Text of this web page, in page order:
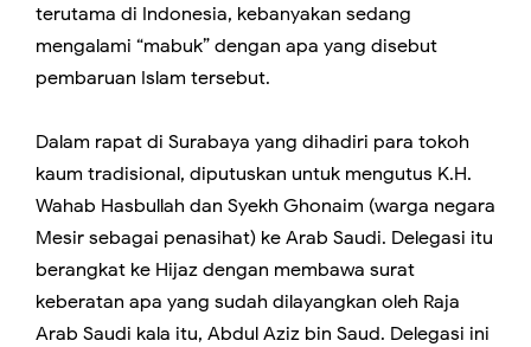
terutama di Indonesia, kebanyakan sedang
mengalami “mabuk” dengan apa yang disebut
pembaruan Islam tersebut.
Dalam rapat di Surabaya yang dihadiri para tokoh
kaum tradisional, diputuskan untuk mengutus K.H.
Wahab Hasbullah dan Syekh Ghonaim (warga negara
Mesir sebagai penasihat) ke Arab Saudi. Delegasi itu
berangkat ke Hijaz dengan membawa surat
keberatan apa yang sudah dilayangkan oleh Raja
Arab Saudi kala itu, Abdul Aziz bin Saud. Delegasi ini